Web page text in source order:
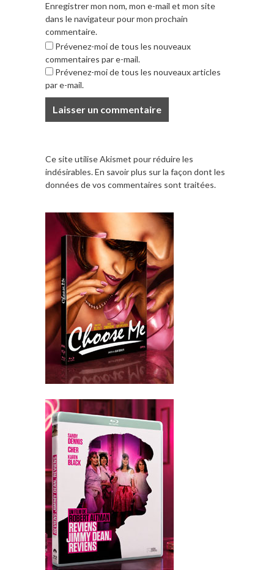
Enregistrer mon nom, mon e-mail et mon site
dans le navigateur pour mon prochain
commentaire.
Prévenez-moi de tous les nouveaux
commentaires par e-mail.
Prévenez-moi de tous les nouveaux articles
par e-mail.
Ce site utilise Akismet pour réduire les
indésirables.En savoir plus sur la façon dont les
données de vos commentaires sont traitées.